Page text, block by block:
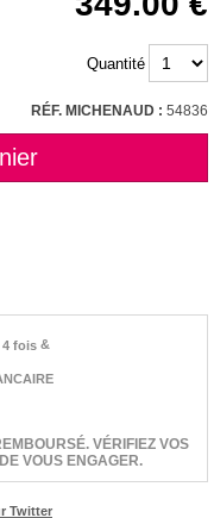
Quantité
RÉF. MICHENAUD : 54836
&
VÉRIFIEZ VOS
VOUS ENGAGER.